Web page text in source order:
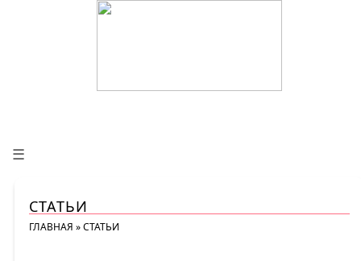
☰
СТАТЬИ
ГЛАВНАЯ »СТАТЬИ